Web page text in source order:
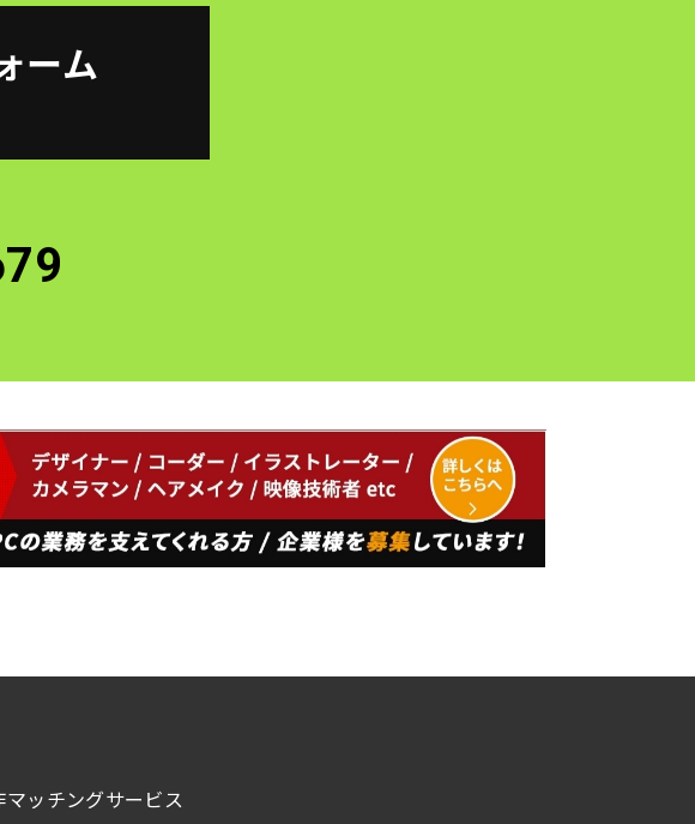
ーム
ッチングサービス